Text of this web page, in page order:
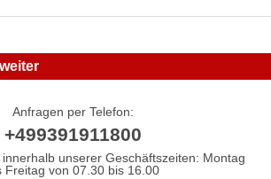
Anfragen per Telefon:
+499391911800
unserer Geschäftszeiten: Montag
Freitag von 07.30 bis 16.00